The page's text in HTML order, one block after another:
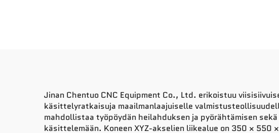
Jinan Chentuo CNC Equipment Co., Ltd. erikoistuu
käsittelyratkaisuja maailmanlaajuiselle
mahdollistaa työpöydän heilahduksen ja pyörähtämisen
käsittelemään. Koneen XYZ-akselien liikealue on 350 × 550